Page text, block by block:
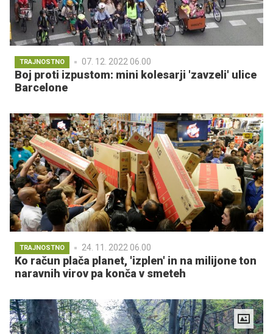
TRAJNOSTNO 07. 12. 2022 06.00
Boj proti izpustom: mini kolesarji 'zavzeli' ulice
Barcelone
TRAJNOSTNO 24. 11. 2022 06.00
Ko račun plača planet, 'izplen' in na milijone ton
naravnih virov pa konča v smeteh